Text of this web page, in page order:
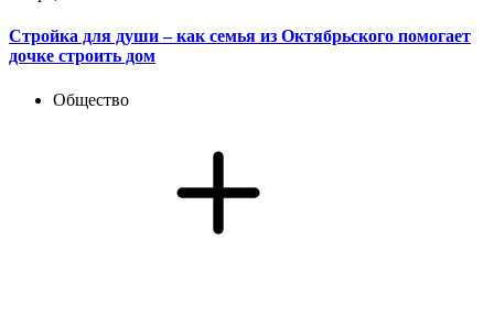
Стройка для души – как семья из Октябрьского помогает
дочке строить дом
Общество